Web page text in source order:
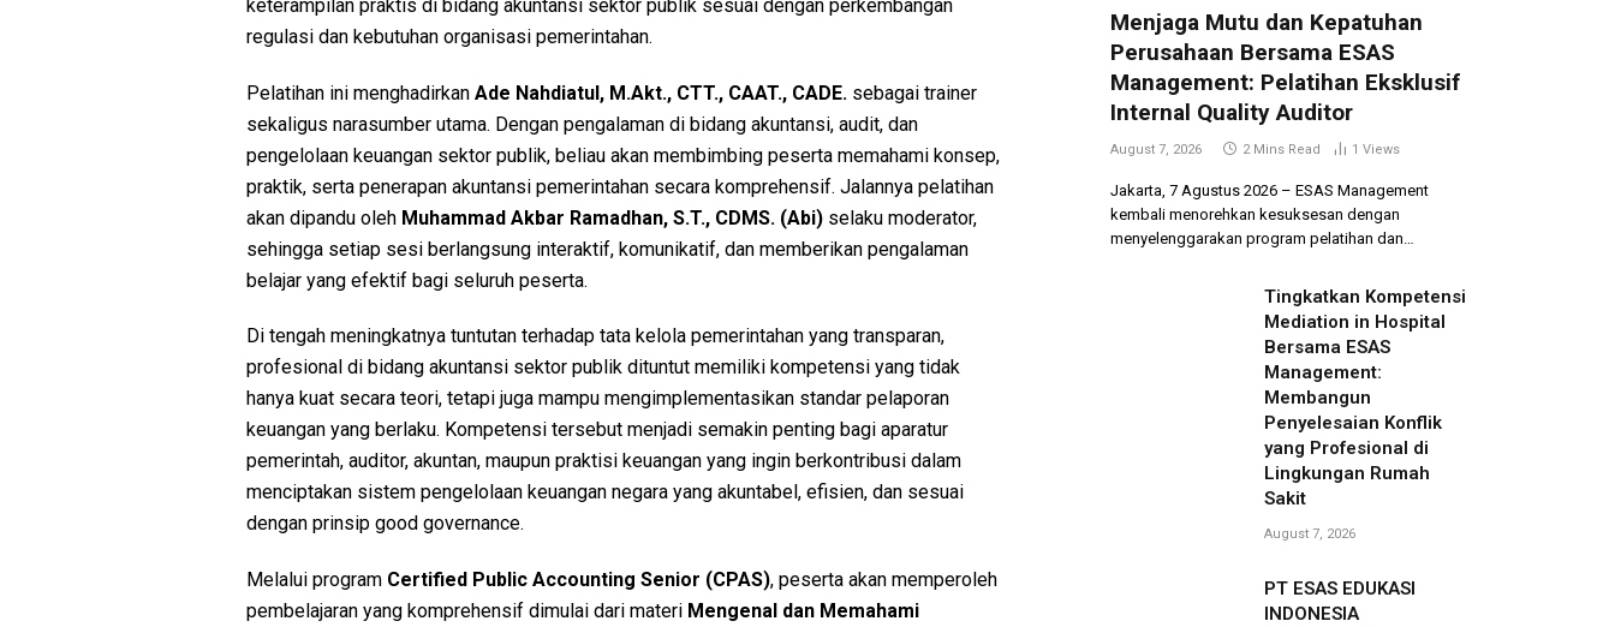
keterampilan praktis di bidang akuntansi sektor publik sesuai dengan perkembangan
regulasi dan kebutuhan organisasi pemerintahan.
Pelatihan ini menghadirkan Ade Nahdiatul, M.Akt., CTT., CAAT., CADE. sebagai trainer
sekaligus narasumber utama. Dengan pengalaman di bidang akuntansi, audit, dan
pengelolaan keuangan sektor publik, beliau akan membimbing peserta memahami konsep,
praktik, serta penerapan akuntansi pemerintahan secara komprehensif. Jalannya pelatihan
akan dipandu oleh Muhammad Akbar Ramadhan, S.T., CDMS. (Abi)selaku moderator,
sehingga setiap sesi berlangsung interaktif, komunikatif, dan memberikan pengalaman
belajar yang efektif bagi seluruh peserta.
Di tengah meningkatnya tuntutan terhadap tata kelola pemerintahan yang transparan,
profesional di bidang akuntansi sektor publik dituntut memiliki kompetensi yang tidak
hanya kuat secara teori, tetapi juga mampu mengimplementasikan standar pelaporan
keuangan yang berlaku. Kompetensi tersebut menjadi semakin penting bagi aparatur
pemerintah, auditor, akuntan, maupun praktisi keuangan yang ingin berkontribusi dalam
menciptakan sistem pengelolaan keuangan negara yang akuntabel, efisien, dan sesuai
dengan prinsip good governance.
Melalui program Certified Public Accounting Senior (CPAS), peserta akan memperoleh
pembelajaran yang komprehensif dimulai dari materi Mengenal dan Memahami
Menjaga Mutu dan Kepatuhan
Perusahaan Bersama ESAS
Management: Pelatihan Eksklusif
Internal Quality Auditor
August 7, 2026 2 Mins Read 1 Views
Jakarta, 7 Agustus 2026 – ESAS Management
kembali menorehkan kesuksesan dengan
menyelenggarakan program pelatihan dan…
Tingkatkan Kompetensi
Mediation in Hospital
Bersama ESAS
Management:
Membangun
Penyelesaian Konflik
yang Profesional di
Lingkungan Rumah
Sakit
August 7, 2026
PT ESAS EDUKASI
INDONESIA